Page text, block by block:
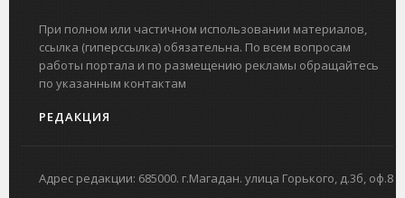
При полном или частичном использовании материалов,
ссылка (гиперссылка) обязательна. По всем вопросам
работы портала и по размещению рекламы обращайтесь
по указанным контактам
РЕДАКЦИЯ
Адрес редакции: 685000. г.Магадан. улица Горького, д.3б, оф.8